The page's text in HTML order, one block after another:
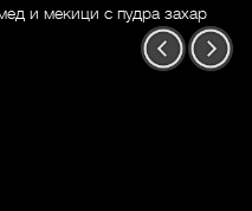
и мекици с пудра захар